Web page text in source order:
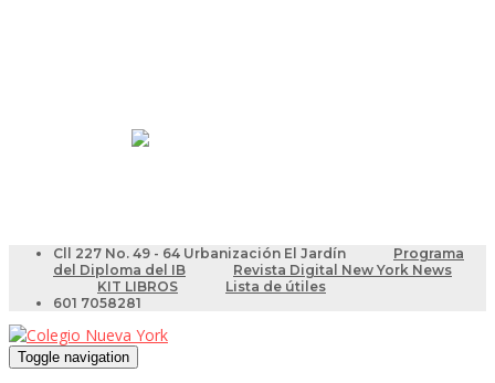
Cll 227 No. 49 - 64 Urbanización El Jardín
Programa
del Diploma del IB
Revista Digital New York News
KIT LIBROS
Lista de útiles
601 7058281
Toggle navigation